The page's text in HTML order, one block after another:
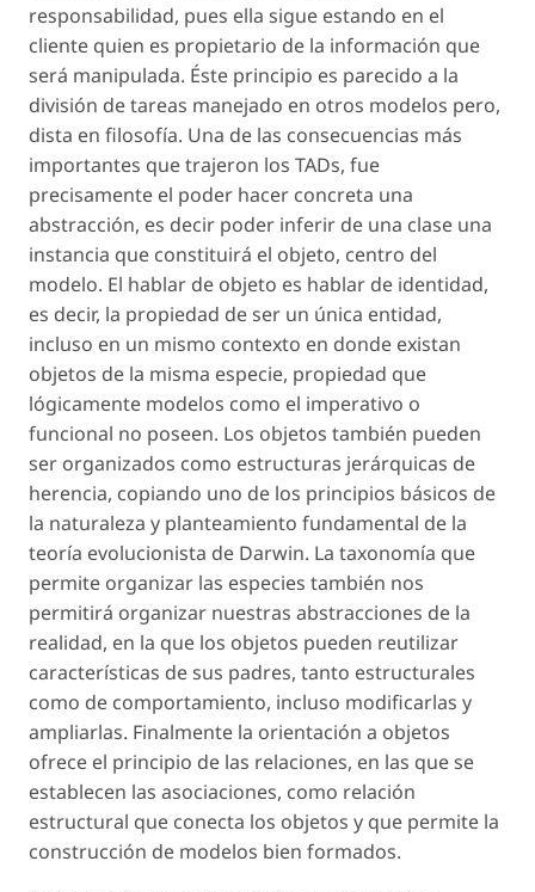
responsabilidad, pues ella sigue estando en el
cliente quien es propietario de la información que
será manipulada. Éste principio es parecido a la
división de tareas manejado en otros modelos pero,
dista en filosofía. Una de las consecuencias más
importantes que trajeron los TADs, fue
precisamente el poder hacer concreta una
abstracción, es decir poder inferir de una clase una
instancia que constituirá el objeto, centro del
modelo. El hablar de objeto es hablar de identidad,
es decir, la propiedad de ser un única entidad,
incluso en un mismo contexto en donde existan
objetos de la misma especie, propiedad que
lógicamente modelos como el imperativo o
funcional no poseen. Los objetos también pueden
ser organizados como estructuras jerárquicas de
herencia, copiando uno de los principios básicos de
la naturaleza y planteamiento fundamental de la
teoría evolucionista de Darwin. La taxonomía que
permite organizar las especies también nos
permitirá organizar nuestras abstracciones de la
realidad, en la que los objetos pueden reutilizar
características de sus padres, tanto estructurales
como de comportamiento, incluso modificarlas y
ampliarlas. Finalmente la orientación a objetos
ofrece el principio de las relaciones, en las que se
establecen las asociaciones, como relación
estructural que conecta los objetos y que permite la
construcción de modelos bien formados.